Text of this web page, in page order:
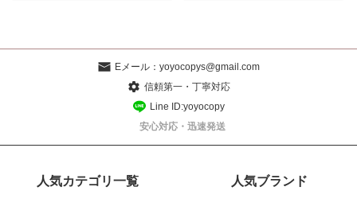
Eメール： yoyocopys@gmail.com
信頼第一・丁寧対応
Line ID:yoyocopy
安心対応・迅速発送
人気カテゴリ一覧 人気ブランド